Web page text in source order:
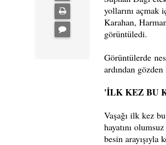
yollarını açmak
Karahan,
görüntüledi.
Görüntülerde
ardından
'İLK KEZ BU
Vaşağı ilk kez
hayatını
besin